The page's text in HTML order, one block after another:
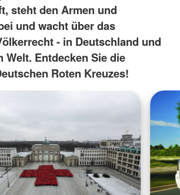
steht den Armen und
und wacht über das
- in Deutschland und
Welt. Entdecken Sie die
Roten Kreuzes!